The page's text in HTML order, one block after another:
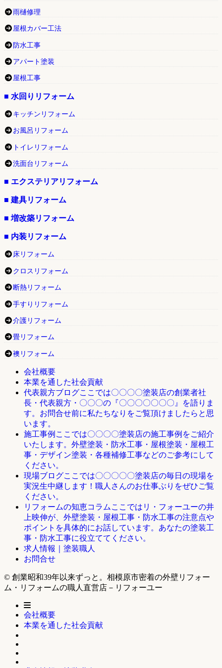
雨樋修理
屋根カバー工法
防水工事
アパート塗装
屋根工事
■ 水回りリフォーム
キッチンリフォーム
お風呂リフォーム
トイレリフォーム
洗面台リフォーム
■ エクステリアリフォーム
■ 建具リフォーム
■ 増改築リフォーム
■ 内装リフォーム
床リフォーム
クロスリフォーム
断熱リフォーム
手すりリフォーム
介護リフォーム
畳リフォーム
襖リフォーム
会社概要
本業を通した社会貢献
代表親方ブログここでは〇〇〇〇塗装店の創業者社
長・代表親方・〇〇〇の『〇〇〇〇〇〇〇』を語りま
す。お問合せ前に私たちなりをご覧頂けましたらと思
います。
施工事例 ここでは〇〇〇〇塗装店の施工事例をご紹介
いたします。外壁塗装・防水工事・屋根塗装・屋根工
事・デザイン塗装・各種補修工事などのご参考にして
ください。
現場ブログここでは〇〇〇〇〇塗装店の毎日の現場を
実況生中継します！職人さんのお仕事ぶりをぜひご覧
ください。
リフォームの知恵コラム ここではリ・フォーユーの井
上映伸が、外壁塗装・屋根工事・防水工事の注意点や
ポイントを具体的にお話しています。あなたの塗装工
事・防水工事に役立ててください。
求人情報｜塗装職人
お問合せ
© 創業昭和39年以来ずっと。相模原市密着の外壁リフォー
ム・リフォームの職人直営店－リフォーユー
会社概要
本業を通した社会貢献